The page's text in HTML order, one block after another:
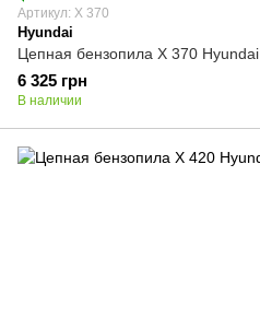
Артикул: X 370
Hyundai
Цепная бензопила X 370 Hyundai
6 325 грн
В наличии